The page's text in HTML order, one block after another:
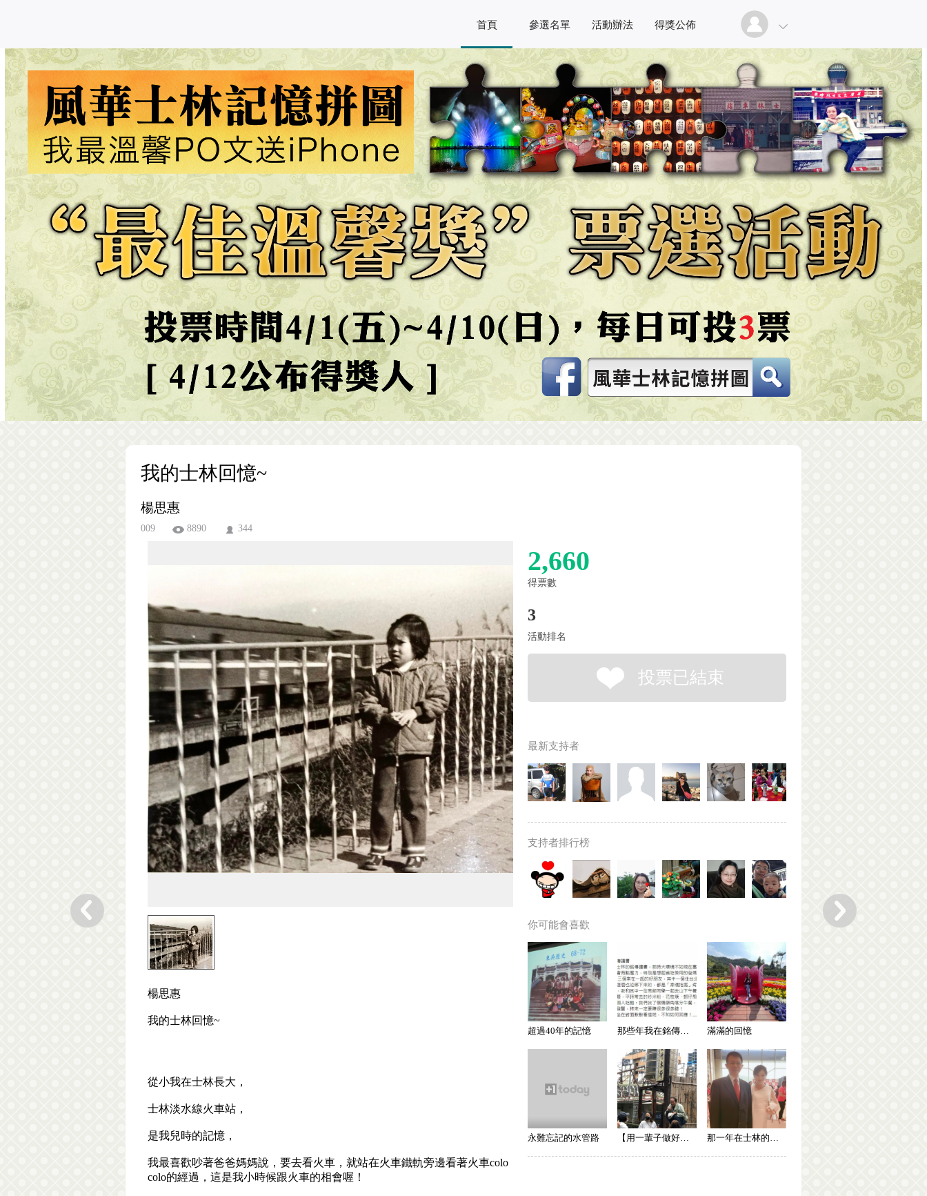
首頁 參選名單 活動辦法 得獎公佈
我的士林回憶~
楊思惠
009 8890 344
楊思惠
我的士林回憶~
從小我在士林長大，
士林淡水線火車站，
是我兒時的記憶，
我最喜歡吵著爸爸媽媽說，要去看火車，就站在火車鐵軌旁邊看著火車colo
colo的經過，這是我小時候跟火車的相會喔！
2,660
得票數
3
活動排名
投票已結束
最新支持者
支持者排行榜
你可能會喜歡
超過40年的記憶 那些年我在銘傳的日子 滿滿的回憶
永難忘記的水管路 【用一輩子做好一件事，竹屋師傅朱義武】 那一年在士林的獨家記憶